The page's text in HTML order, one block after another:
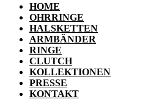
HOME
OHRRINGE
HALSKETTEN
ARMBÄNDER
RINGE
CLUTCH
KOLLEKTIONEN
PRESSE
KONTAKT